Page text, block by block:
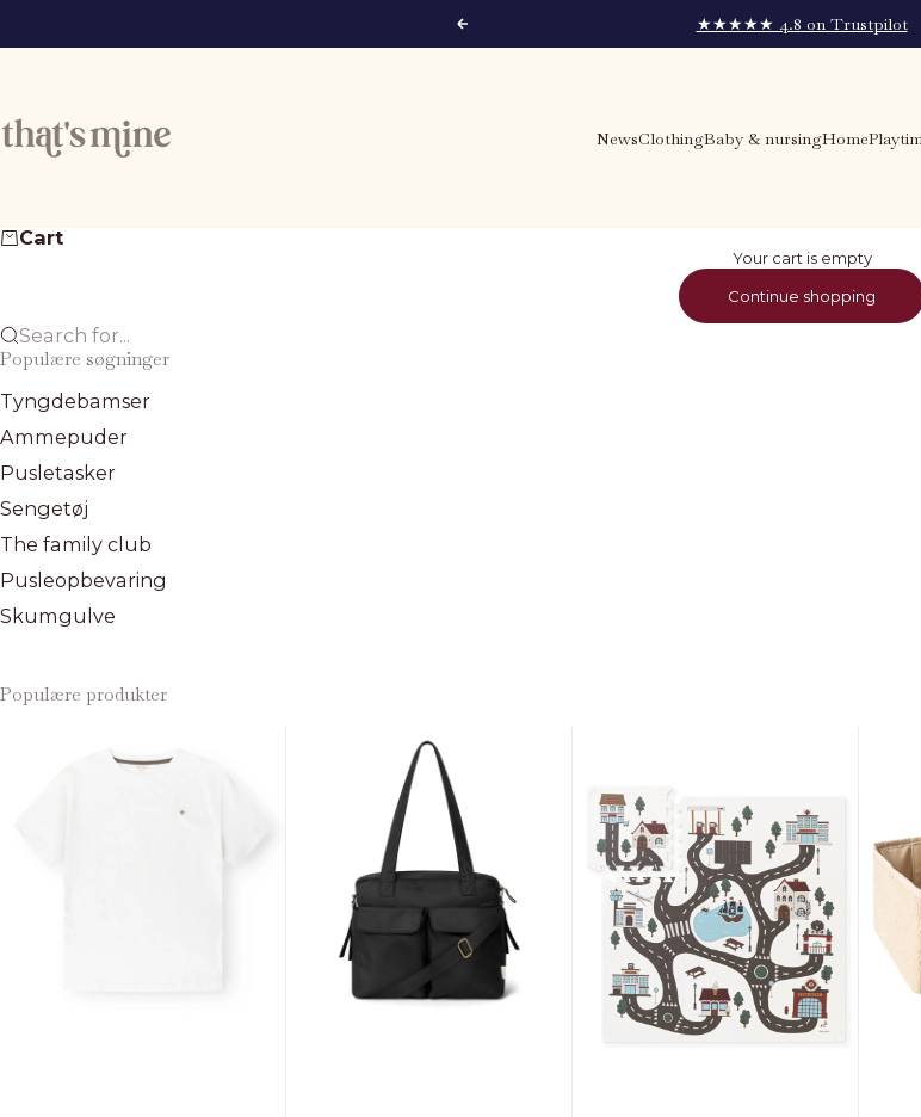
Previous
★★★★★ 4.8 on Trustpilot
That's Mine
NewsClothingBaby & nursingHome
Cart
Your cart is empty
Continue shopping
Search for...
Populære søgninger
Tyngdebamser
Ammepuder
Pusletasker
Sengetøj
The family club
Pusleopbevaring
Skumgulve
Populære produkter